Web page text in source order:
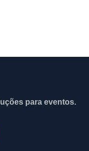
para eventos.